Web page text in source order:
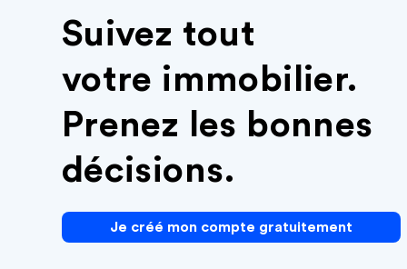
Suivez tout
votre immobilier.
Prenez les bonnes
décisions.
Je créé mon compte gratuitement